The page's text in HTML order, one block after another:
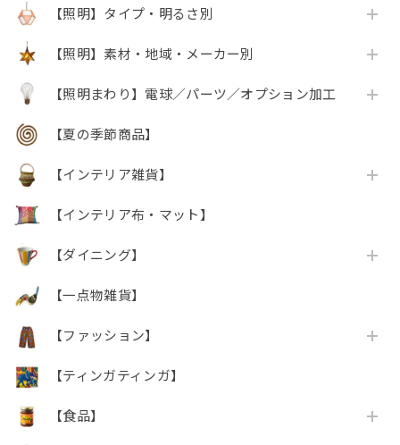
【照明】タイプ・明るさ別
【照明】素材・地域・メーカー別
【照明まわり】電球／パーツ／オプション加工
【夏の季節商品】
【インテリア雑貨】
【インテリア布・マット】
【ダイニング】
【一点物雑貨】
【ファッション】
【ティンガティンガ】
【食品】